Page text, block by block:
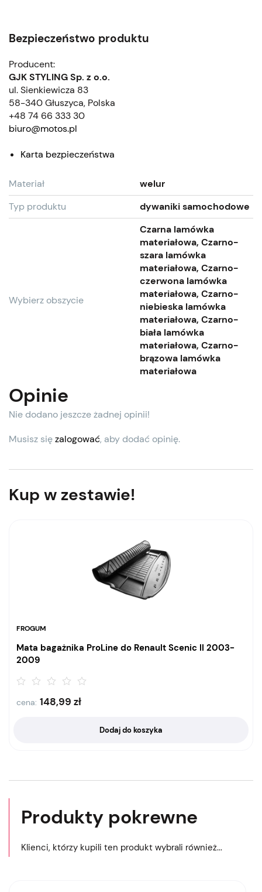
Bezpieczeństwo produktu
Producent:
GJK STYLING Sp. z o.o.
ul. Sienkiewicza 83
58-340 Głuszyca, Polska
+48 74 66 333 30
biuro@motos.pl
Karta bezpieczeństwa
Materiał
welur
Typ produktu
dywaniki samochodowe
Wybierz obszycie
Czarna lamówka
materiałowa, Czarno-
szara lamówka
materiałowa, Czarno-
czerwona lamówka
materiałowa, Czarno-
niebieska lamówka
materiałowa, Czarno-
biała lamówka
materiałowa, Czarno-
brązowa lamówka
materiałowa
Opinie
Nie dodano jeszcze żadnej opinii!
Musisz sięzalogować, aby dodać opinię.
Kup w zestawie!
FROGUM
Mata bagażnika ProLine do Renault Scenic II 2003-
2009
cena: 148,99 zł
Dodaj do koszyka
Produkty pokrewne
Klienci, którzy kupili ten produkt wybrali również...